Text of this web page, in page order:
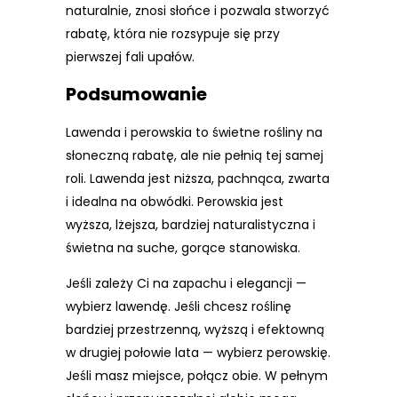
naturalnie, znosi słońce i pozwala stworzyć
rabatę, która nie rozsypuje się przy
pierwszej fali upałów.
Podsumowanie
Lawenda i perowskia to świetne rośliny na
słoneczną rabatę, ale nie pełnią tej samej
roli. Lawenda jest niższa, pachnąca, zwarta
i idealna na obwódki. Perowskia jest
wyższa, lżejsza, bardziej naturalistyczna i
świetna na suche, gorące stanowiska.
Jeśli zależy Ci na zapachu i elegancji —
wybierz lawendę. Jeśli chcesz roślinę
bardziej przestrzenną, wyższą i efektowną
w drugiej połowie lata — wybierz perowskię.
Jeśli masz miejsce, połącz obie. W pełnym